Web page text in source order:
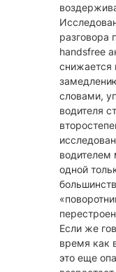
разговора
handsfree
снижается
словами,
водителя
водителем
одной
Если же
время как
это еще